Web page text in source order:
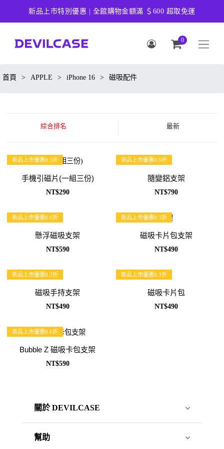
新品上市特別優惠 | 全館購物金額滿 ＄600 超取免運
0
首頁 > APPLE > iPhone 16 > 磁吸配件
綜合排名 最新
新品上市優惠8.3折
手機引磁片(一組三份)
NT$290
新品上市優惠8.9折
隨變鋁支架
NT$790
新品上市優惠8.6折
懸浮磁吸支架
NT$590
新品上市優惠8.3折
磁吸卡片包支架
NT$490
新品上市優惠8.3折
磁吸手持支架
NT$490
新品上市優惠8.3折
磁吸卡片包
NT$490
新品上市優惠8.6折
Bubble Z 磁吸卡包支架
NT$590
關於 DEVILCASE
幫助